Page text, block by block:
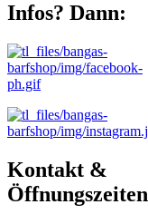
Infos? Dann:
Kontakt &
Öffnungszeiten